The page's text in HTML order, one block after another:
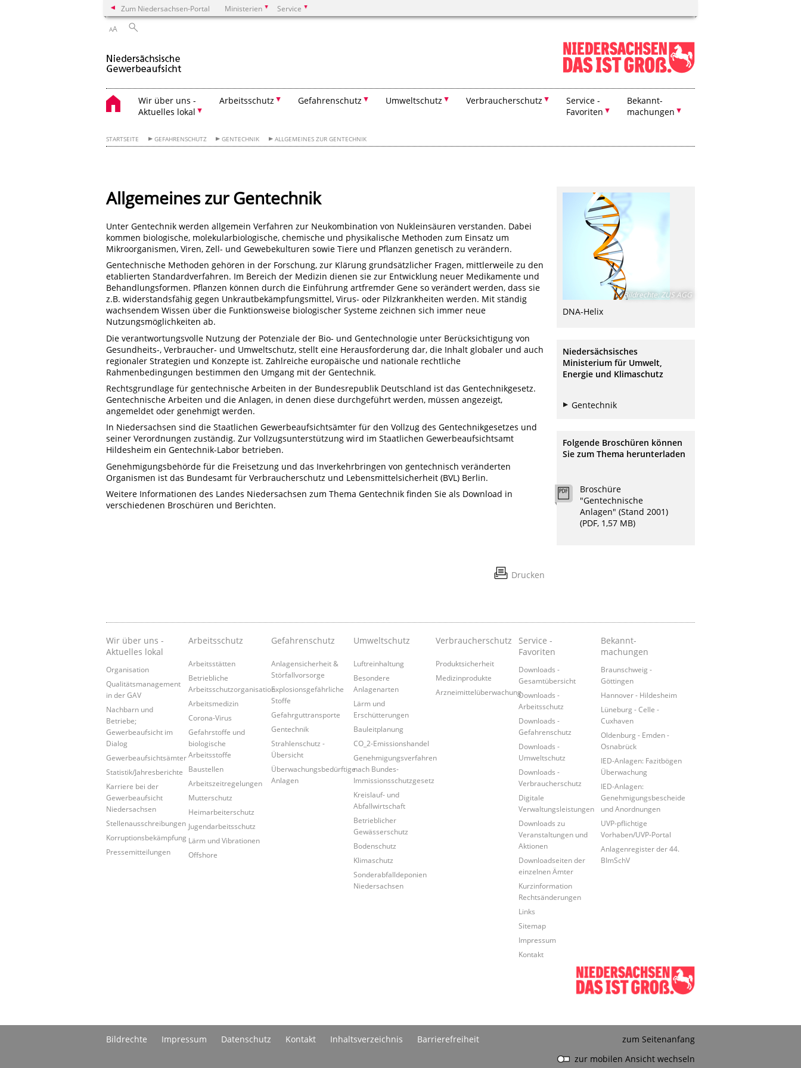
Zum Niedersachsen-Portal Ministerien Service
AA
Wir über uns -
Aktuelles lokal
Arbeitsschutz Gefahrenschutz Umweltschutz Verbraucherschutz
Service -
Favoriten
Bekannt-
machungen
STARTSEITE GEFAHRENSCHUTZ GENTECHNIK ALLGEMEINES ZUR GENTECHNIK
Allgemeines zur Gentechnik
Unter Gentechnik werden allgemein Verfahren zur Neukombination von Nukleinsäuren verstanden. Dabei
kommen biologische, molekularbiologische, chemische und physikalische Methoden zum Einsatz um
Mikroorganismen, Viren, Zell- und Gewebekulturen sowie Tiere und Pflanzen genetisch zu verändern.
Gentechnische Methoden gehören in der Forschung, zur Klärung grundsätzlicher Fragen, mittlerweile zu den
etablierten Standardverfahren. Im Bereich der Medizin dienen sie zur Entwicklung neuer Medikamente und
Behandlungsformen. Pflanzen können durch die Einführung artfremder Gene so verändert werden, dass sie
z.B. widerstandsfähig gegen Unkrautbekämpfungsmittel, Virus- oder Pilzkrankheiten werden. Mit ständig
wachsendem Wissen über die Funktionsweise biologischer Systeme zeichnen sich immer neue
Nutzungsmöglichkeiten ab.
Die verantwortungsvolle Nutzung der Potenziale der Bio- und Gentechnologie unter Berücksichtigung von
Gesundheits-, Verbraucher- und Umweltschutz, stellt eine Herausforderung dar, die Inhalt globaler und auch
regionaler Strategien und Konzepte ist. Zahlreiche europäische und nationale rechtliche
Rahmenbedingungen bestimmen den Umgang mit der Gentechnik.
Rechtsgrundlage für gentechnische Arbeiten in der Bundesrepublik Deutschland ist das Gentechnikgesetz.
Gentechnische Arbeiten und die Anlagen, in denen diese durchgeführt werden, müssen angezeigt,
angemeldet oder genehmigt werden.
In Niedersachsen sind die Staatlichen Gewerbeaufsichtsämter für den Vollzug des Gentechnikgesetzes und
seiner Verordnungen zuständig. Zur Vollzugsunterstützung wird im Staatlichen Gewerbeaufsichtsamt
Hildesheim ein Gentechnik-Labor betrieben.
Genehmigungsbehörde für die Freisetzung und das Inverkehrbringen von gentechnisch veränderten
Organismen ist das Bundesamt für Verbraucherschutz und Lebensmittelsicherheit (BVL) Berlin.
Weitere Informationen des Landes Niedersachsen zum Thema Gentechnik finden Sie als Download in
verschiedenen Broschüren und Berichten.
Drucken
Bildrechte: ZUS AGG
DNA-Helix
Niedersächsisches
Ministerium für Umwelt,
Energie und Klimaschutz
Gentechnik
Folgende Broschüren können
Sie zum Thema herunterladen
Broschüre
"Gentechnische
Anlagen" (Stand 2001)
(PDF, 1,57 MB)
Wir über uns -
Aktuelles lokal
Organisation
Qualitätsmanagement
in der GAV
Nachbarn und
Betriebe;
Gewerbeaufsicht im
Dialog
Gewerbeaufsichtsämter
Statistik/Jahresberichte
Karriere bei der
Gewerbeaufsicht
Niedersachsen
Stellenausschreibungen
Korruptionsbekämpfung
Pressemitteilungen
Arbeitsschutz
Arbeitsstätten
Betriebliche
Arbeitsschutzorganisation
Arbeitsmedizin
Corona-Virus
Gefahrstoffe und
biologische
Arbeitsstoffe
Baustellen
Arbeitszeitregelungen
Mutterschutz
Heimarbeiterschutz
Jugendarbeitsschutz
Lärm und Vibrationen
Offshore
Gefahrenschutz
Anlagensicherheit &
Störfallvorsorge
Explosionsgefährliche
Stoffe
Gefahrguttransporte
Gentechnik
Strahlenschutz -
Übersicht
Überwachungsbedürftige
Anlagen
Umweltschutz
Luftreinhaltung
Besondere
Anlagenarten
Lärm und
Erschütterungen
Bauleitplanung
CO_2-Emissionshandel
Genehmigungsverfahren
nach Bundes-
Immissionsschutzgesetz
Kreislauf- und
Abfallwirtschaft
Betrieblicher
Gewässerschutz
Bodenschutz
Klimaschutz
Sonderabfalldeponien
Niedersachsen
Verbraucherschutz
Produktsicherheit
Medizinprodukte
Arzneimittelüberwachung
Service -
Favoriten
Downloads -
Gesamtübersicht
Downloads -
Arbeitsschutz
Downloads -
Gefahrenschutz
Downloads -
Umweltschutz
Downloads -
Verbraucherschutz
Digitale
Verwaltungsleistungen
Downloads zu
Veranstaltungen und
Aktionen
Downloadseiten der
einzelnen Ämter
Kurzinformation
Rechtsänderungen
Links
Sitemap
Impressum
Kontakt
Bekannt-
machungen
Braunschweig -
Göttingen
Hannover - Hildesheim
Lüneburg - Celle -
Cuxhaven
Oldenburg - Emden -
Osnabrück
IED-Anlagen: Fazitbögen
Überwachung
IED-Anlagen:
Genehmigungsbescheide
und Anordnungen
UVP-pflichtige
Vorhaben/UVP-Portal
Anlagenregister der 44.
BImSchV
Bildrechte Impressum Datenschutz Kontakt Inhaltsverzeichnis Barrierefreiheit
zum Seitenanfang
zur mobilen Ansicht wechseln